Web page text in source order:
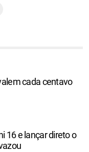
cada centavo
16 e lançar direto o